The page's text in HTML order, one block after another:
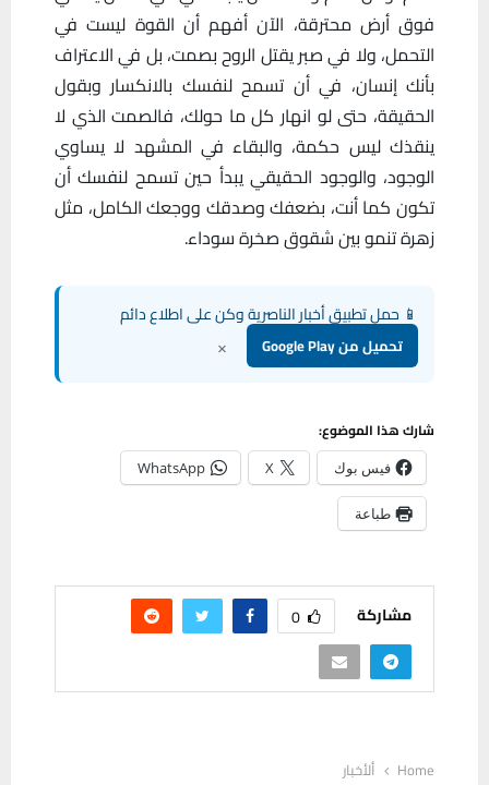
فوق أرض محترقة، الآن أفهم أن القوة ليست في
التحمل، ولا في صبر يقتل الروح بصمت، بل في الاعتراف
بأنك إنسان، في أن تسمح لنفسك بالانكسار وبقول
الحقيقة، حتى لو انهار كل ما حولك، فالصمت الذي لا
ينقذك ليس حكمة، والبقاء في المشهد لا يساوي
الوجود، والوجود الحقيقي يبدأ حين تسمح لنفسك أن
تكون كما أنت، بضعفك وصدقك ووجعك الكامل، مثل
زهرة تنمو بين شقوق صخرة سوداء.
📱 حمل تطبيق أخبار الناصرية وكن على اطلاع دائم
تحميل من Google Play ×
شارك هذا الموضوع:
فيس بوك X
WhatsApp
طباعة
مشاركة 0
Home
ألأخبار